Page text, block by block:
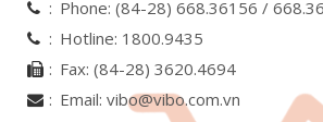
Phone: (84-28) 668.36156 /
Hotline: 1800.9435
Fax: (84-28) 3620.4694
Email: vibo@vibo.com.vn